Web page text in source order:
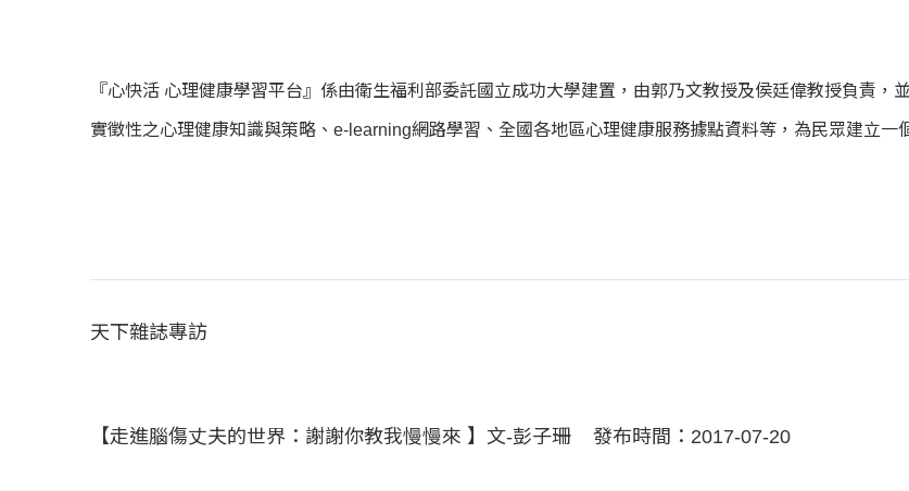
『心快活 心理健康學習平台』係由衛生福利部委託國立成功大學建置，由郭乃文教授及侯廷偉教授負責
實徵性之心理健康知識與策略、e-learning網路學習、全國各地區心理健康服務據點資料等，為民眾建立一
天下雜誌專訪
【走進腦傷丈夫的世界：謝謝你教我慢慢來 】文-彭子珊 發布時間：2017-07-20